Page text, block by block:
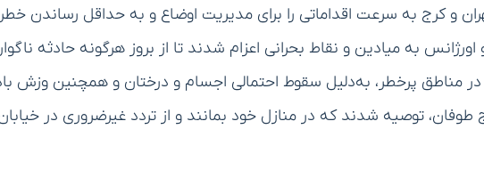
و کرج به سرعت اقداماتی را برای مدیریت اوضاع و به حداقل رساندن
به میادین و نقاط بحرانی اعزام شدند تا از بروز هرگونه حادثه
در مناطق پرخطر، به‌دلیل سقوط احتمالی اجسام و درختان و همچنین وزش
توصیه شدند که در منازل خود بمانند و از تردد غیرضروری در